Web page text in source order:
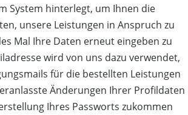
System hinterlegt, um Ihnen die
unsere Leistungen in Anspruch zu
Mal Ihre Daten erneut eingeben zu
wird von uns dazu verwendet,
für die bestellten Leistungen
Änderungen Ihrer Profildaten
Ihres Passworts zukommen